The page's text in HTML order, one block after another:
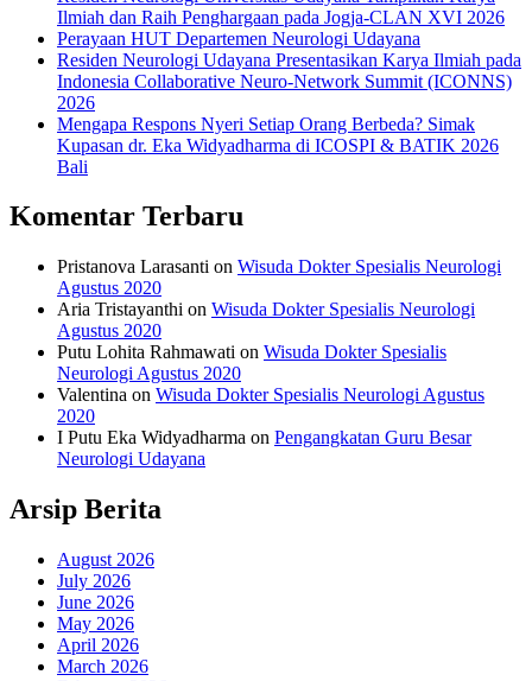
Ilmiah dan Raih Penghargaan pada Jogja-CLAN XVI 2026
Perayaan HUT Departemen Neurologi Udayana
Residen Neurologi Udayana Presentasikan Karya Ilmiah pada
Indonesia Collaborative Neuro-Network Summit (ICONNS)
2026
Mengapa Respons Nyeri Setiap Orang Berbeda? Simak
Kupasan dr. Eka Widyadharma di ICOSPI & BATIK 2026
Bali
Komentar Terbaru
Pristanova Larasanti on Wisuda Dokter Spesialis Neurologi
Agustus 2020
Aria Tristayanthi on Wisuda Dokter Spesialis Neurologi
Agustus 2020
Putu Lohita Rahmawati on Wisuda Dokter Spesialis
Neurologi Agustus 2020
Valentina on Wisuda Dokter Spesialis Neurologi Agustus
2020
I Putu Eka Widyadharma on Pengangkatan Guru Besar
Neurologi Udayana
Arsip Berita
August 2026
July 2026
June 2026
May 2026
April 2026
March 2026